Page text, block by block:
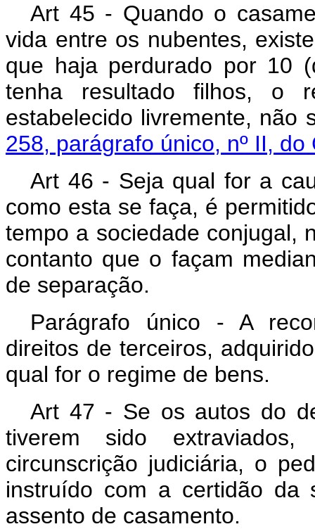
Art 45 - Quando o
vida entre os nubentes,
que haja perdurado por 10
tenha resultado filhos, o
estabelecido livremente,
258, parágrafo único, nº II, do
Art 46 - Seja qual for a
como esta se faça, é
tempo a sociedade conjugal,
contanto que o façam
de separação.
Parágrafo único - A
direitos de terceiros,
qual for o regime de bens.
Art 47 - Se os autos do
tiverem sido
circunscrição judiciária, o
instruído com a certidão da
assento de casamento.